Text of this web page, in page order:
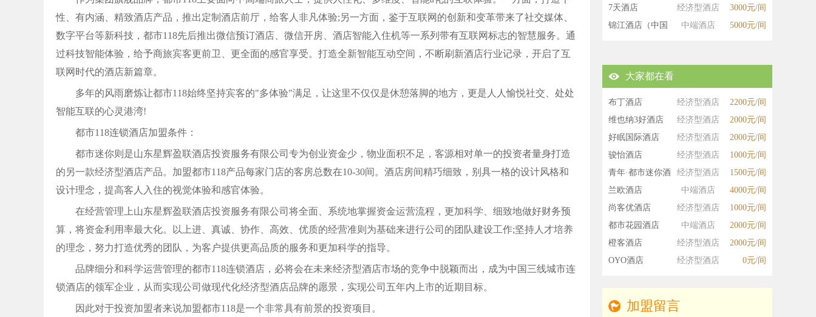
性、有内涵、精致酒店产品，推出定制酒店前厅，给客人非凡体验;另一方面，鉴于互联网的创新和变革带来了社交媒体、
数字平台等新科技，都市118先后推出微信预订酒店、微信开房、酒店智能入住机等一系列带有互联网标志的智慧服务。通
过科技智能体验，给予商旅宾客更前卫、更全面的感官享受。打造全新智能互动空间，不断刷新酒店行业记录，开启了互
联网时代的酒店新篇章。
多年的风雨磨炼让都市118始终坚持宾客的"多体验"满足，让这里不仅仅是休憩落脚的地方，更是人人愉悦社交、处处
智能互联的心灵港湾!
都市118连锁酒店加盟条件：
都市迷你则是山东星辉盈联酒店投资服务有限公司专为创业资金少，物业面积不足，客源相对单一的投资者量身打造
的另一款经济型酒店产品。加盟都市118产品每家门店的客房总数在10-30间。酒店房间精巧细致，别具一格的设计风格和
设计理念，提高客人入住的视觉体验和感官体验。
在经营管理上山东星辉盈联酒店投资服务有限公司将全面、系统地掌握资金运营流程，更加科学、细致地做好财务预
算，将资金利用率最大化。以上进、真诚、协作、高效、优质的经营准则为基础来进行公司的团队建设工作;坚持人才培养
的理念，努力打造优秀的团队，为客户提供更高品质的服务和更加科学的指导。
品牌细分和科学运营管理的都市118连锁酒店，必将会在未来经济型酒店市场的竞争中脱颖而出，成为中国三线城市连
锁酒店的领军企业，从而实现公司做现代化经济型酒店品牌的愿景，实现公司五年内上市的近期目标。
因此对于投资加盟者来说加盟都市118是一个非常具有前景的投资项目。
7天酒店
经济型酒店
3000元/间
锦江酒店（中国
中端酒店 5000元/间
大家都在看
布丁酒店 经济型酒店
2200元/间
维也纳3好酒店
经济型酒店
2000元/间
好眠国际酒店
经济型酒店
2000元/间
骏怡酒店
经济型酒店
1000元/间
青年·都市迷你酒
店
经济型酒店
1500元/间
兰欧酒店
中端酒店
4000元/间
尚客优酒店
经济型酒店
1000元/间
都市花园酒店
中端酒店
2000元/间
橙客酒店
经济型酒店
2000元/间
OYO酒店
经济型酒店 0元/间
加盟留言